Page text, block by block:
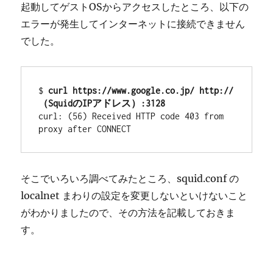
起動してゲストOSからアクセスしたところ、以下の
エラーが発生してインターネットに接続できません
でした。
$ curl https://www.google.co.jp/ http://
（SquidのIPアドレス）:3128
curl: (56) Received HTTP code 403 from
proxy after CONNECT
そこでいろいろ調べてみたところ、squid.conf の
localnet まわりの設定を変更しないといけないこと
がわかりましたので、その方法を記載しておきま
す。